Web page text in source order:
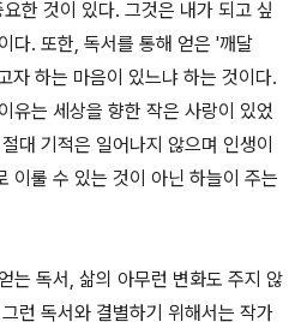
한 것이 있다. 그것은 내가 되고 싶
다. 또한, 독서를 통해 얻은 '깨달
자 하는 마음이 있느냐 하는 것이다.
유는 세상을 향한 작은 사랑이 있었
대 기적은 일어나지 않으며 인생이
이룰 수 있는 것이 아닌 하늘이 주는
는 독서, 삶의 아무런 변화도 주지 않
런 독서와 결별하기 위해서는 작가